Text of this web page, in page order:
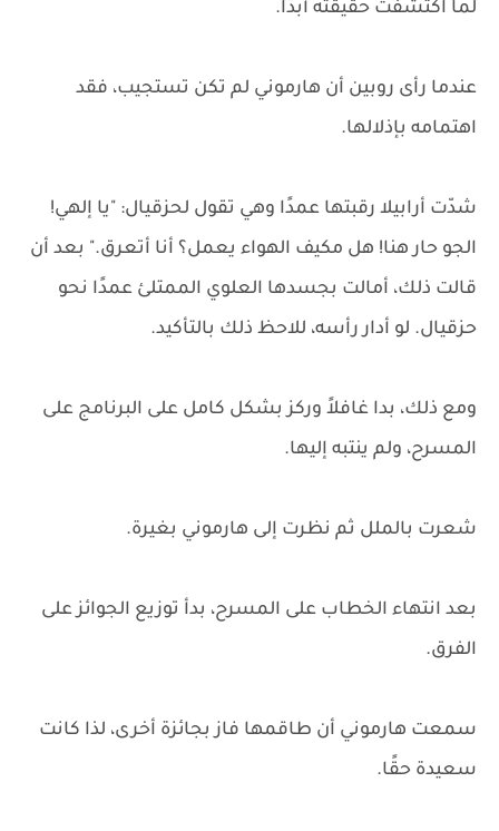
لما اكتشفت حقيقته أبدًا.
عندما رأى روبين أن هارموني لم تكن تستجيب، فقد
اهتمامه بإذلالها.
شدّت أرابيلا رقبتها عمدًا وهي تقول لحزقيال: "يا إلهي!
الجو حار هنا! هل مكيف الهواء يعمل؟ أنا أتعرق." بعد أن
قالت ذلك، أمالت بجسدها العلوي الممتلئ عمدًا نحو
حزقيال. لو أدار رأسه، للاحظ ذلك بالتأكيد.
ومع ذلك، بدا غافلاً وركز بشكل كامل على البرنامج على
المسرح، ولم ينتبه إليها.
شعرت بالملل ثم نظرت إلى هارموني بغيرة.
بعد انتهاء الخطاب على المسرح، بدأ توزيع الجوائز على
الفرق.
سمعت هارموني أن طاقمها فاز بجائزة أخرى، لذا كانت
سعيدة حقًا.